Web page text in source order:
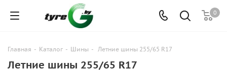
0
Главная - Каталог - Шины - Летние шины 255/65 R17
Летние шины 255/65 R17